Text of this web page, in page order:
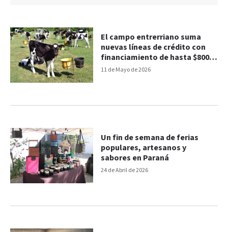
11 de Mayo de 2026
El campo entrerriano suma
nuevas líneas de crédito con
financiamiento de hasta $800
millones
24 de Abril de 2026
Un fin de semana de ferias
populares, artesanos y
sabores en Paraná